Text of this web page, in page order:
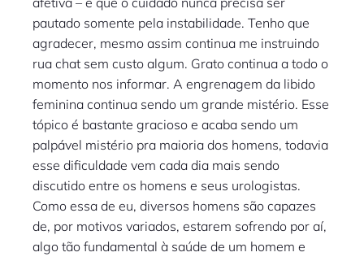
pautado somente pela instabilidade. Tenho que
agradecer, mesmo assim continua me instruindo
rua chat sem custo algum. Grato continua a todo o
momento nos informar. A engrenagem da libido
feminina continua sendo um grande mistério. Esse
tópico é bastante gracioso e acaba sendo um
palpável mistério pra maioria dos homens, todavia
esse dificuldade vem cada dia mais sendo
discutido entre os homens e seus urologistas.
Como essa de eu, diversos homens são capazes
de, por motivos variados, estarem sofrendo por aí,
algo tão fundamental à saúde de um homem e